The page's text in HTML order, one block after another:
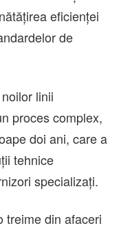
eficienței
de
linii
proces complex,
doi ani, care a
tehnice
specializați.
treime din afaceri